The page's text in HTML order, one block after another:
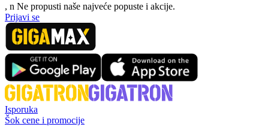
, n Ne propusti naše najveće popuste i akcije.
Prijavi se
Isporuka
Šok cene i promocije